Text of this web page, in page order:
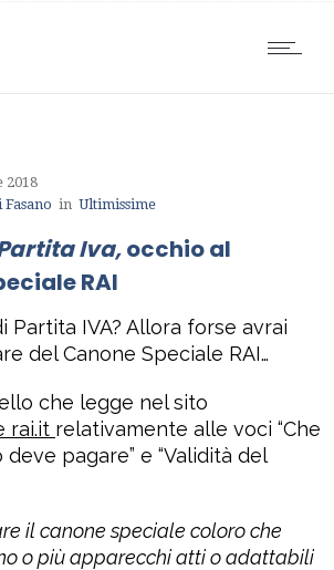
2018
in Ultimissime
Iva,occhio al
RAI
Partita IVA? Allora forse avrai
del Canone Speciale RAI…
che legge nel sito
rai.it relativamente alle voci “Che
deve pagare” e “Validità del
il canone speciale coloro che
o più apparecchi atti o adattabili